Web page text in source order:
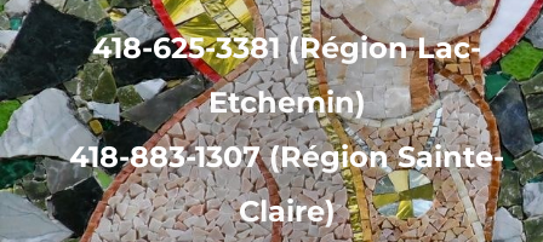
418-625-3381 (Région Lac-
Etchemin)
418-883-1307 (Région Sainte-
Claire)